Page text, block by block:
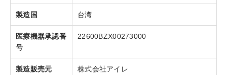
製造国 台湾
医療機器承認番
号
22600BZX00273000
製造販売元 株式会社アイレ